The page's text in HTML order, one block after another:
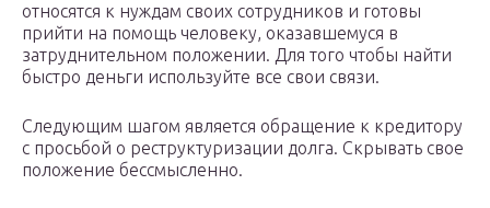
относятся к нуждам своих сотрудников и готовы
прийти на помощь человеку, оказавшемуся в
затруднительном положении. Для того чтобы найти
быстро деньги используйте все свои связи.
Следующим шагом является обращение к кредитору
с просьбой о реструктуризации долга. Скрывать свое
положение бессмысленно.